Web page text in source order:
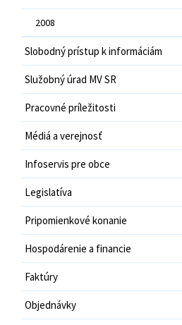
2008
Slobodný prístup k informáciám
Služobný úrad MV SR
Pracovné príležitosti
Médiá a verejnosť
Infoservis pre obce
Legislatíva
Pripomienkové konanie
Hospodárenie a financie
Faktúry
Objednávky